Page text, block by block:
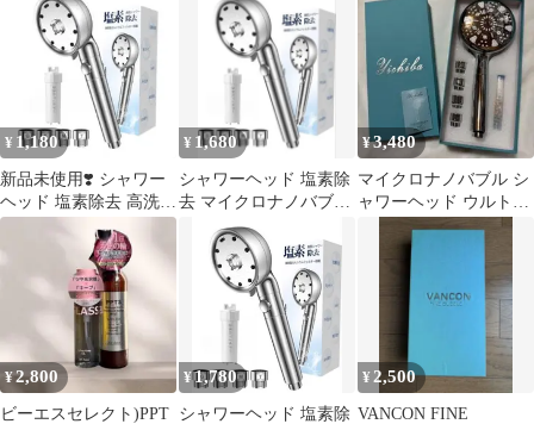
素除去
¥ 1,180
新品未使用❣️ シャワー
ヘッド 塩素除去 高洗浄
力 手元止水 6段階モー
¥ 1,680
シャワーヘッド 塩素除
去 マイクロナノバブル
高効率亜硫酸カルシウ
ムフィルター
¥3,480
マイクロナノバブル シ
ャワーヘッド ウルトラ
ファインバブル 節水 毛
穴洗浄 頭皮
¥2,800
ビーエスセレクト)PPT
¥1,780
シャワーヘッド 塩素除
¥ 2,500
VANCON FINE